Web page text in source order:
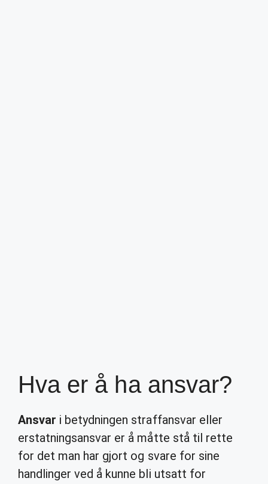
Hva er å ha ansvar?
Ansvar i betydningen straffansvar eller
erstatningsansvar er å måtte stå til rette
for det man har gjort og svare for sine
handlinger ved å kunne bli utsatt for